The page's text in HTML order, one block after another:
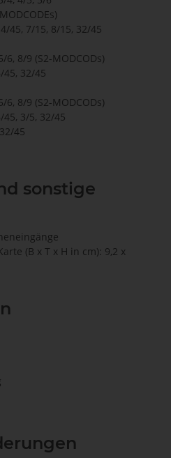
45, 7/15, 8/15, 32/45
6, 8/9 (S2-MODCODs)
45, 32/45
6, 8/9 (S2-MODCODs)
45, 3/5, 32/45
45
sonstige
(B x T x H in cm): 9,2 x